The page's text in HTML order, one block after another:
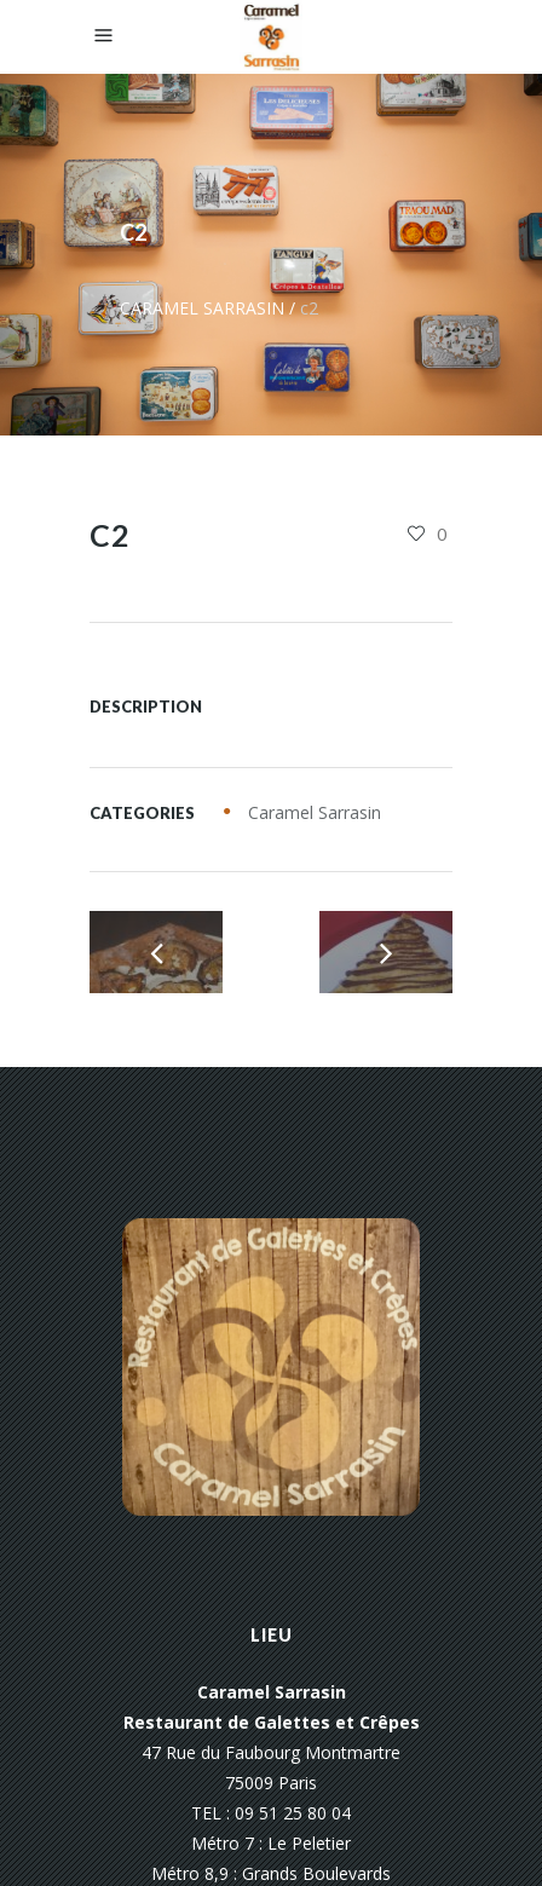
C2
CARAMEL SARRASIN/c2
C2 0
DESCRIPTION
CATEGORIES Caramel Sarrasin
LIEU
Caramel Sarrasin
Restaurant de Galettes et Crêpes
47 Rue du Faubourg Montmartre
75009 Paris
TEL : 09 51 25 80 04
Métro 7 : Le Peletier
Métro 8,9 : Grands Boulevards